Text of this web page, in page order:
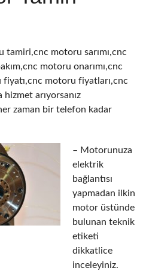
motoru sarımı,cnc
motoru onarımı,cnc
motoru fiyatları,cnc
hizmet arıyorsanız
zaman bir telefon kadar
– Motorunuza
elektrik
bağlantısı
yapmadan ilkin
motor üstünde
bulunan teknik
etiketi
dikkatlice
inceleyiniz.